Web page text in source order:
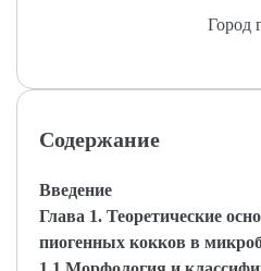
Город
Содержание
Введение
Глава 1. Теоретические
пиогенных кокков в